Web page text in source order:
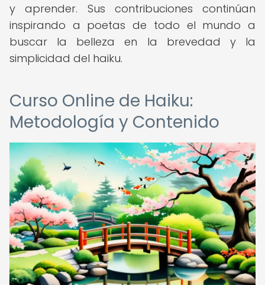
y aprender. Sus contribuciones continúan
inspirando a poetas de todo el mundo a
buscar la belleza en la brevedad y la
simplicidad del haiku.
Curso Online de Haiku:
Metodología y Contenido